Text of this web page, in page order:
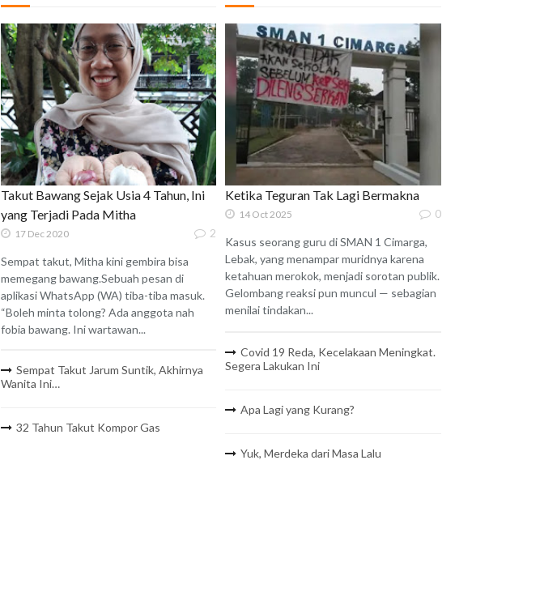
Takut Bawang Sejak Usia 4 Tahun, Ini
yang Terjadi Pada Mitha
17 Dec 2020 2
Sempat takut, Mitha kini gembira bisa
memegang bawang.Sebuah pesan di
aplikasi WhatsApp (WA) tiba-tiba masuk.
“Boleh minta tolong? Ada anggota nah
fobia bawang. Ini wartawan...
Sempat Takut Jarum Suntik, Akhirnya
Wanita Ini…
32 Tahun Takut Kompor Gas
Ketika Teguran Tak Lagi Bermakna
14 Oct 2025 0
Kasus seorang guru di SMAN 1 Cimarga,
Lebak, yang menampar muridnya karena
ketahuan merokok, menjadi sorotan publik.
Gelombang reaksi pun muncul — sebagian
menilai tindakan...
Covid 19 Reda, Kecelakaan Meningkat.
Segera Lakukan Ini
Apa Lagi yang Kurang?
Yuk, Merdeka dari Masa Lalu